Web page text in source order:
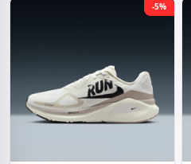
-5%